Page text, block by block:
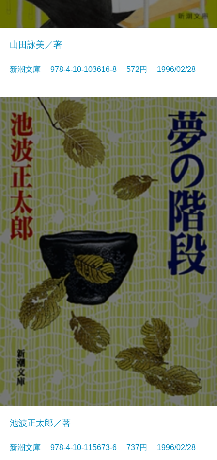
山田詠美／著
新潮文庫 978-4-10-103616-8 572円 1996/02/28
池波正太郎／著
新潮文庫 978-4-10-115673-6 737円 1996/02/28